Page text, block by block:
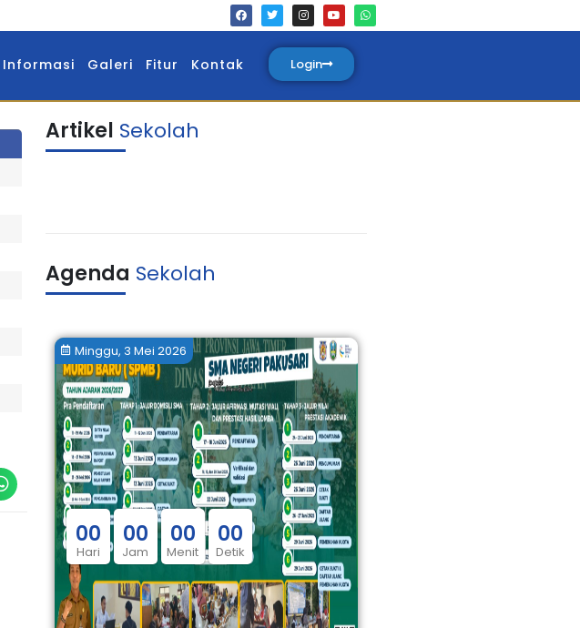
Informasi Galeri Fitur Kontak Login
Artikel Sekolah
Agenda Sekolah
Minggu, 3 Mei 2026
00
Hari
00
Jam
00
Menit
00
Detik